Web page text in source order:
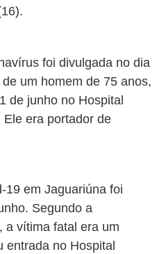
foi divulgada no dia
um homem de 75 anos,
de junho no Hospital
Ele era portador de
19 em Jaguariúna foi
Segundo a
a vítima fatal era um
entrada no Hospital